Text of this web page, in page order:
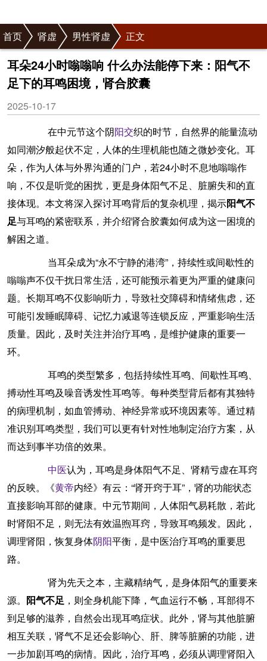
首页 肾虚 男性肾虚 正文
耳朵24小时嗡嗡响 什么办法能停下来：阳气不
足下的耳鸣困境，肾合胶囊
2025-10-17
在中元节这个阴阳交织的时节，自然界的能量流动
如同潮汐般起伏不定，人体的生理机能也随之微妙变化。耳
朵，作为人体与外界沟通的门户，若24小时不息地嗡嗡作
响，不仅是听觉的困扰，更是身体阳气不足、脏腑失和的直
接体现。本文将深入探讨耳鸣背后的复杂机理，揭示阳气不
足与耳鸣的紧密联系，并介绍肾合胶囊如何成为这一困境的
解困之道。
当耳朵成为“永不宁静的港湾”，持续性或间歇性的
嗡嗡声不仅干扰日常生活，还可能预示着更为严重的健康问
题。长期耳鸣不仅影响听力，导致社交障碍和情绪焦虑，还
可能引发睡眠障碍、记忆力减退等连锁反应，严重影响生活
质量。因此，及时关注并治疗耳鸣，是维护健康的重要一
环。
耳鸣的类型繁多，包括持续性耳鸣、间歇性耳鸣、
搏动性耳鸣及噪音诱发性耳鸣等。每种类型背后都有其独特
的病理机制，如血管搏动、神经异常或环境因素等。通过精
准识别耳鸣类型，我们可以更有针对性地制定治疗方案，从
而达到事半功倍的效果。
中医认为，耳鸣是身体阳气不足、肾精亏虚在耳窍
的反映。《黄帝内经》有云：“肾开窍于耳”，肾的功能状态
直接影响耳部的健康。中元节期间，人体阳气易耗散，若此
时肾阳不足，则无法有效温煦耳窍，导致耳鸣频发。因此，
调理肾阳，恢复身体阴阳平衡，是中医治疗耳鸣的重要思
路。
肾为先天之本，主藏精纳气，是身体阳气的重要来
源。 阳气不足 ，则全身机能下降，气血运行不畅，耳部得不
到足够的滋养，自然会出现耳鸣症状。此外，肾与其他脏腑
相互关联，肾气不足还会影响心、肝、脾等脏腑的功能，进
一步加剧耳鸣的病情。因此，治疗耳鸣，必须从调理肾阳入